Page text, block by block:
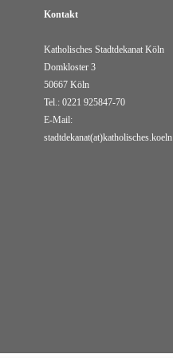
Kontakt
Katholisches Stadtdekanat Köln
Domkloster 3
50667 Köln
Tel.: 0221 925847-70
E-Mail:
stadtdekanat(at)katholisches.koeln